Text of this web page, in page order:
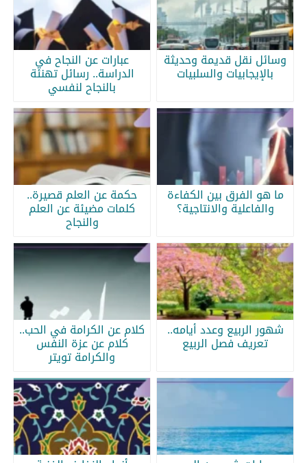
وسائل نقل قديمة وحديثة
بالإيجابيات والسلبيات
عبارات عن النجاح في
الدراسة.. رسائل تهنئة
بالنجاح لنفسي
ما هو الفرق بين الكفاءة
والفاعلية والانتاجية؟
حكمة عن العلم قصيرة..
كلمات مضيئة عن العلم
والنجاح
شهور الربيع وعدد أيامه..
تعريف فصل الربيع
كلام عن الكرامة في الحب..
كلام عن عزة النفس
والكرامة تويتر